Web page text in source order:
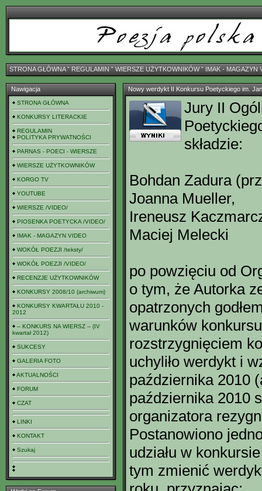
STRONA GŁÓWNAˇ REGULAMIN ˇ WIERSZE UŻYTKOWNIKÓWˇ IMAK - MAGAZYN
Nawigacja
STRONA GŁÓWNA
KONKURSY LITERACKIE
REGULAMIN
POLITYKA PRYWATNOŚCI
PARNAS - POECI - WIERSZE
WIERSZE UŻYTKOWNIKÓW
KORGO TV
YOUTUBE
WIERSZE /VIDEO/
PIOSENKA POETYCKA /VIDEO/
IMAK - MAGAZYN VIDEO
WOKÓŁ POEZJI /teksty/
WOKÓŁ POEZJI /VIDEO/
RECENZJE UŻYTKOWNIKÓW
KONKURSY 2008/10 (archiwum)
KONKURSY KWARTAŁU 2010 -
2012
-- KONKURS NA WIERSZ -- (IV
kwartał 2012)
SUKCESY
GALERIA FOTO
AKTUALNOŚCI
FORUM
CZAT
LINKI
KONTAKT
Szukaj
Nowy werdykt II Konkursu Poetyckiego im.
Jury II
składzie:
Bohdan Zadura
Joanna Mueller,
Ireneusz
Maciej Melecki
po powzięciu od
o tym, że Autorka
opatrzonych
warunków
rozstrzygnięciem
uchyliło werdykt i
października 2010
października 2010
organizatora
Postanowiono
udziału w
tym zmienić